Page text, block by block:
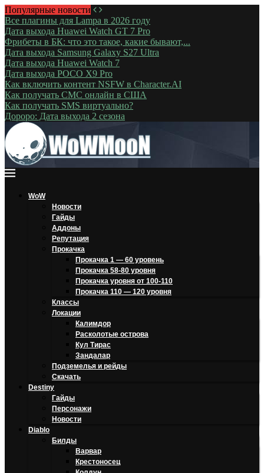
Популярные новости
Все плагины для Lampa в 2026 году
Дата выхода Huawei Watch GT 7 Pro
Фрибеты в БК: что это такое, какие бывают,...
Дата выхода Samsung Galaxy S27 Ultra
Дата выхода Huawei Watch 7
Дата выхода POCO X9 Pro
Как включить контент NSFW в Character.AI
Как получать СМС онлайн в США
Как получать SMS виртуально?
Дороро: Дата выхода 2 сезона
WoW
Новости
Гайды
Аддоны
Репутация
Прокачка
Прокачка 1 — 60 уровень
Прокачка 58-80 уровня
Прокачка уровня от 100-110
Прокачка 110 — 120 уровня
Классы
Локации
Калимдор
Расколотые острова
Кул Тирас
Зандалар
Подземелья и рейды
Скачать
Destiny
Гайды
Персонажи
Новости
Diablo
Билды
Варвар
Крестоносец